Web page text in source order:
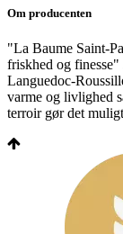
Om producenten
"La Baume Saint-
friskhed og finesse"
Languedoc-
varme og livlighed
terroir gør det